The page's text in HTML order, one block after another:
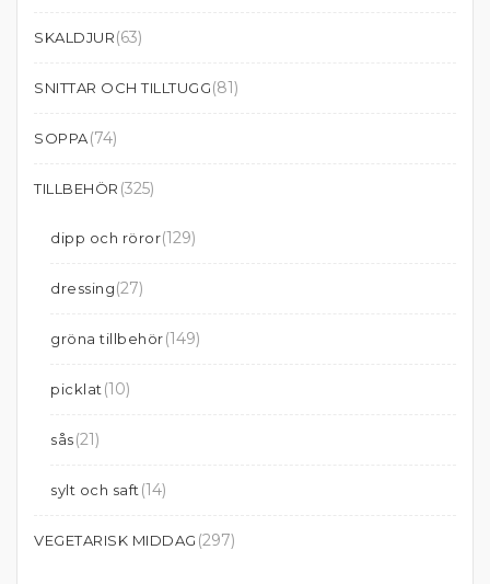
SKALDJUR(63)
SNITTAR OCH TILLTUGG(81)
SOPPA(74)
TILLBEHÖR (325)
dipp och röror(129)
dressing(27)
gröna tillbehör(149)
picklat (10)
sås(21)
sylt och saft (14)
VEGETARISK MIDDAG (297)